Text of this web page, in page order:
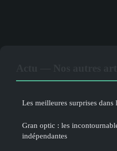
Les meilleures surprises
Gran optic : les
indépendantes